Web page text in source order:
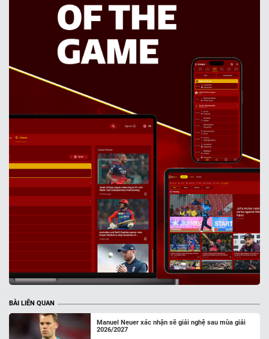
BÀI LIÊN QUAN
Manuel Neuer xác nhận sẽ giải nghệ sau mùa giải
2026/2027